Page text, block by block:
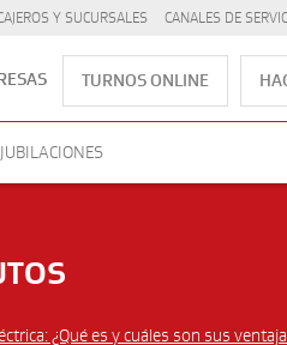
Y SUCURSALES CANALES DE
TURNOS ONLINE
JUBILACIONES
¿Qué es y cuáles son sus